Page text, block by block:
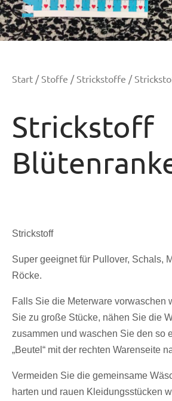
Start / Stoffe / Strickstoffe /
Strickstoff
Strickstoff
Super geeignet für Pullover, Schals,
Röcke.
Falls Sie die Meterware vorwaschen
Sie zu große Stücke, nähen Sie die
zusammen und waschen Sie den so
„Beutel“ mit der rechten Warenseite
Vermeiden Sie die gemeinsame
harten und rauen Kleidungsstücken